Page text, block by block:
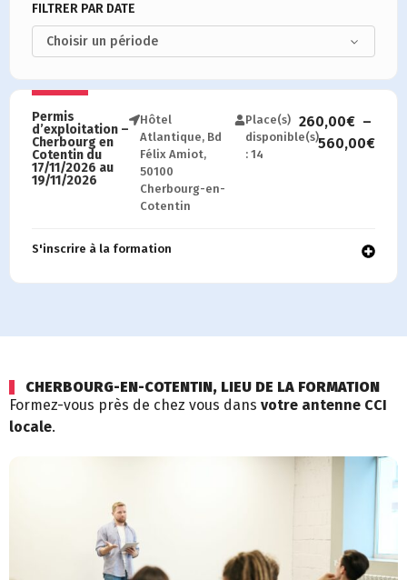
FILTRER PAR DATE
Choisir un période
Permis
d’exploitation –
Cherbourg en
Cotentin du
17/11/2026 au
19/11/2026
Hôtel
Atlantique, Bd
Félix Amiot,
50100
Cherbourg-en-
Cotentin
Place(s)
disponible(s)
: 14
260,00€ –
560,00€
S'inscrire à la formation​
CHERBOURG-EN-COTENTIN, LIEU DE LA FORMATION
Formez-vous près de chez vous dans votre antenne CCI
locale.